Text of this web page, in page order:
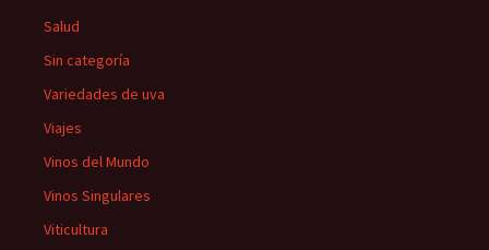
Salud
Sin categoría
Variedades de uva
Viajes
Vinos del Mundo
Vinos Singulares
Viticultura